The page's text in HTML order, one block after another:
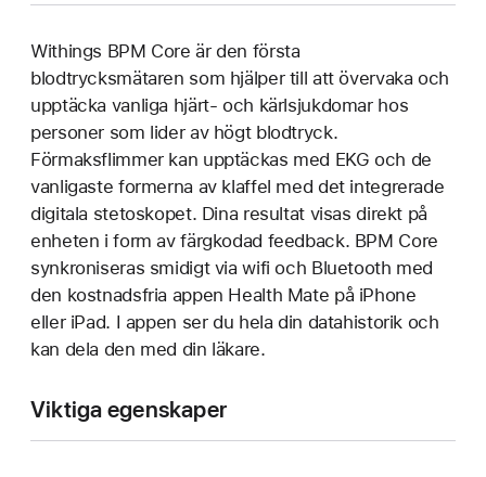
Withings BPM Core är den första
blodtrycksmätaren som hjälper till att övervaka och
upptäcka vanliga hjärt- och kärlsjukdomar hos
personer som lider av högt blodtryck.
Förmaksflimmer kan upptäckas med EKG och de
vanligaste formerna av klaffel med det integrerade
digitala stetoskopet. Dina resultat visas direkt på
enheten i form av färgkodad feedback. BPM Core
synkroniseras smidigt via wifi och Bluetooth med
den kostnadsfria appen Health Mate på iPhone
eller iPad. I appen ser du hela din datahistorik och
kan dela den med din läkare.
Viktiga egenskaper